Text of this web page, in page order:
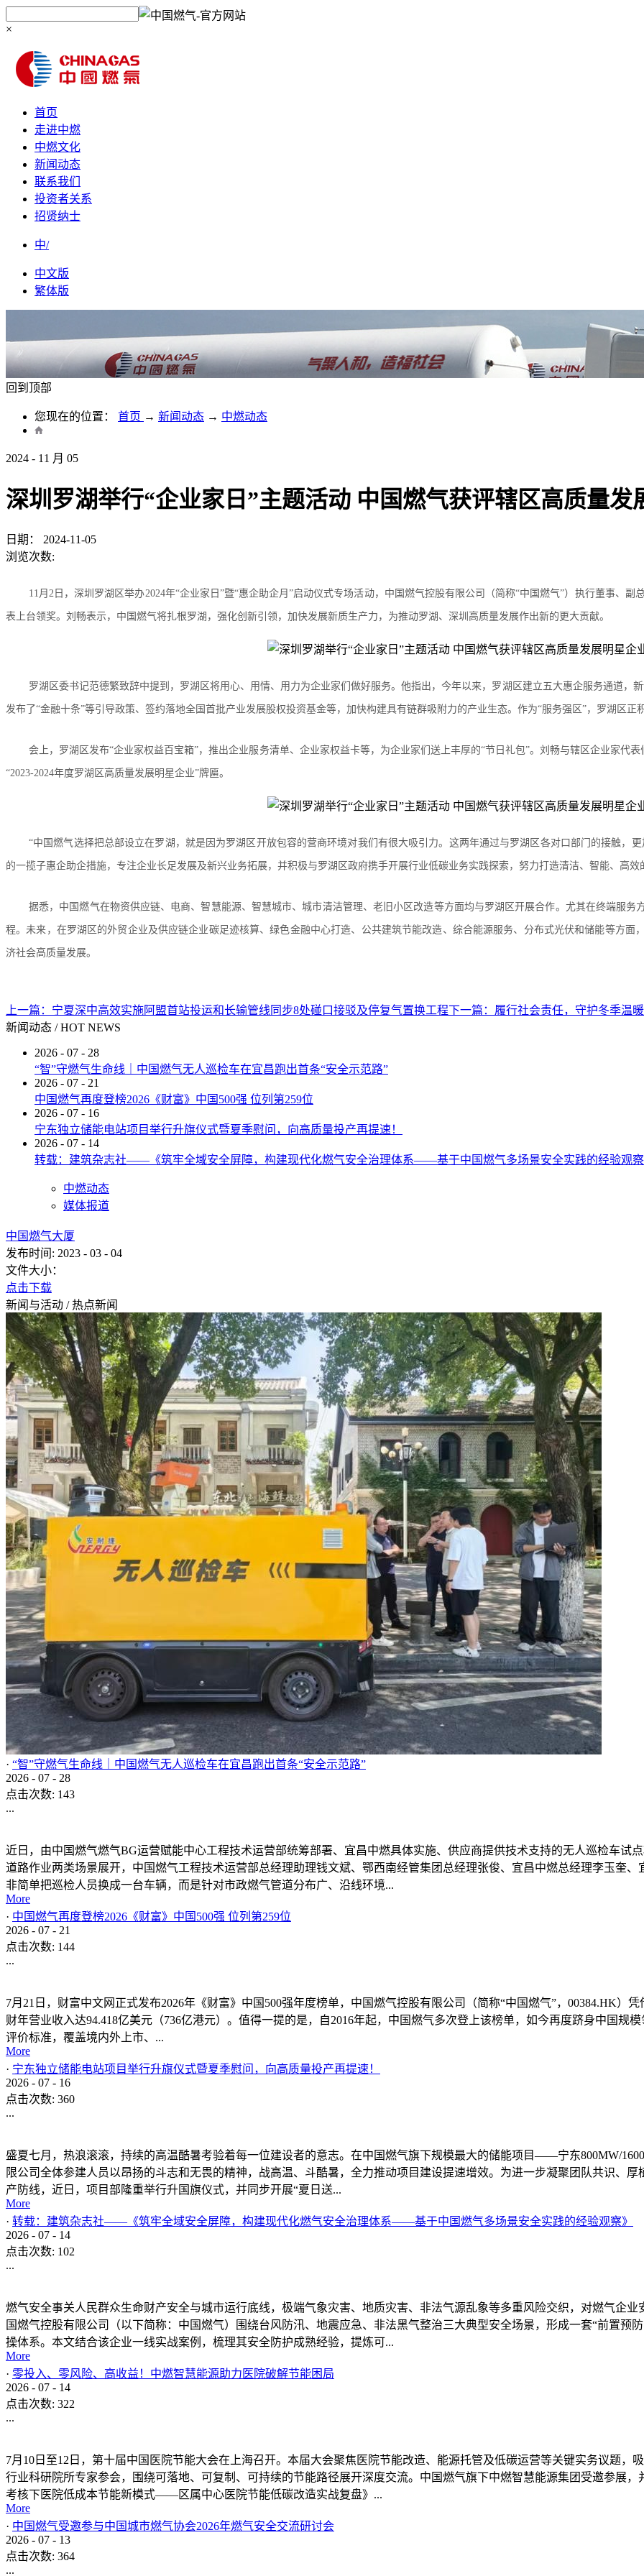
×
首页
走进中燃
中燃文化
新闻动态
联系我们
投资者关系
招贤纳士
中/
中文版
繁体版
回到顶部
您现在的位置： 首页 → 新闻动态 → 中燃动态
2024 - 11 月 05
深圳罗湖举行“企业家日”主题活动 中国燃气获评辖区高质量发
日期：
2024-11-05
浏览次数:
11月2日，深圳罗湖区举办2024年“企业家日”暨“惠企助企月”启动仪式专场活动，中国燃气控股有限公司（简称“中国燃气”）执行董事、
表上台领奖。刘畅表示，中国燃气将扎根罗湖，强化创新引领，加快发展新质生产力，为推动罗湖、深圳高质量发展作出新的更大贡献。
罗湖区委书记范德繁致辞中提到，罗湖区将用心、用情、用力为企业家们做好服务。他指出，今年以来，罗湖区建立五大惠企服务通道，
发布了“金融十条”等引导政策、签约落地全国首批产业发展股权投资基金等，加快构建具有链群吸附力的产业生态。作为“服务强区”，罗湖区
会上，罗湖区发布“企业家权益百宝箱”，推出企业服务清单、企业家权益卡等，为企业家们送上丰厚的“节日礼包”。刘畅与辖区企业家代
“2023-2024年度罗湖区高质量发展明星企业”牌匾。
“中国燃气选择把总部设立在罗湖，就是因为罗湖区开放包容的营商环境对我们有很大吸引力。这两年通过与罗湖区各对口部门的接触，
的一揽子惠企助企措施，专注企业长足发展及新兴业务拓展，并积极与罗湖区政府携手开展行业低碳业务实践探索，努力打造清洁、智能、高效
据悉，中国燃气在物资供应链、电商、智慧能源、智慧城市、城市清洁管理、老旧小区改造等方面均与罗湖区开展合作。尤其在终端服
程。未来，在罗湖区的外贸企业及供应链企业碳足迹核算、绿色金融中心打造、公共建筑节能改造、综合能源服务、分布式光伏和储能等方
济社会高质量发展。
上一篇： 宁夏深中高效实施阿盟首站投运和长输管线同步8处碰口接驳及停复气置换工程下一篇： 履行社会责任，守护冬季温暖
新闻动态 / HOT NEWS
2026 - 07 - 28
“智”守燃气生命线｜中国燃气无人巡检车在宜昌跑出首条“安全示范路”
2026 - 07 - 21
中国燃气再度登榜2026《财富》中国500强 位列第259位
2026 - 07 - 16
宁东独立储能电站项目举行升旗仪式暨夏季慰问，向高质量投产再提速！
2026 - 07 - 14
转载：建筑杂志社——《筑牢全域安全屏障，构建现代化燃气安全治理体系——基于中国燃气多场景安全实践的经验观
中燃动态
媒体报道
中国燃气大厦
新闻与活动 / 热点新闻